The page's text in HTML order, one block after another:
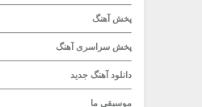
پخش آهنگ
پخش سراسری آهنگ
دانلود آهنگ جدید
موسیقی ما